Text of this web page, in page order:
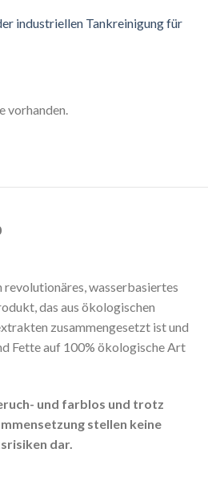
industriellen Tankreinigung für
vorhanden.
wasserbasiertes
das aus ökologischen
zusammengesetzt ist und
Fette auf 100% ökologische Art
und farblos und trotz
stellen keine
dar.